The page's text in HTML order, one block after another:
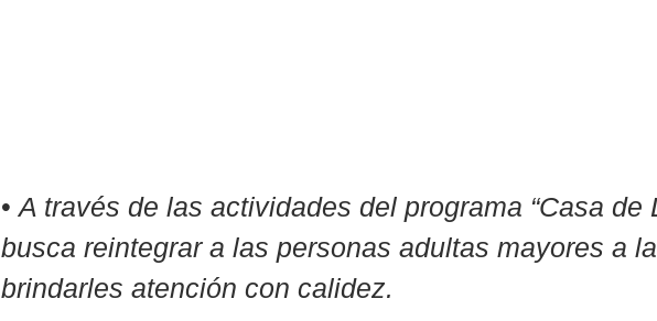
• A través de las actividades del programa “Casa de
busca reintegrar a las personas adultas mayores a
brindarles atención con calidez.